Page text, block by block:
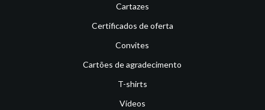
Cartazes
Certificados de oferta
Convites
Cartões de agradecimento
T-shirts
Vídeos